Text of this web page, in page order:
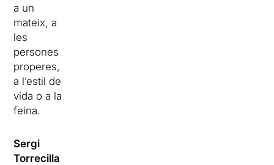
a un
mateix, a
les
persones
properes,
a l’estil de
vida o a la
feina.
Sergi
Torrecilla